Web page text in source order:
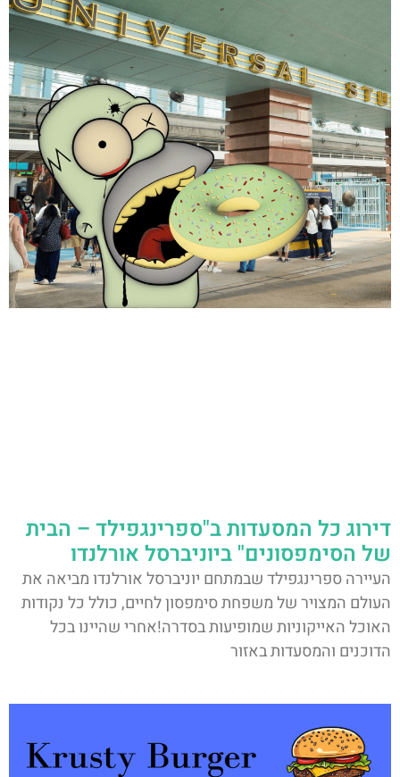
דירוג כל המסעדות ב"ספרינגפילד – הבית
של הסימפסונים" ביוניברסל אורלנדו
העיירה ספרינגפילד שבמתחם יוניברסל אורלנדו מביאה את
העולם המצויר של משפחת סימפסון לחיים, כולל כל נקודות
האוכל האייקוניות שמופיעות בסדרה!אחרי שהיינו בכל
הדוכנים והמסעדות באזור